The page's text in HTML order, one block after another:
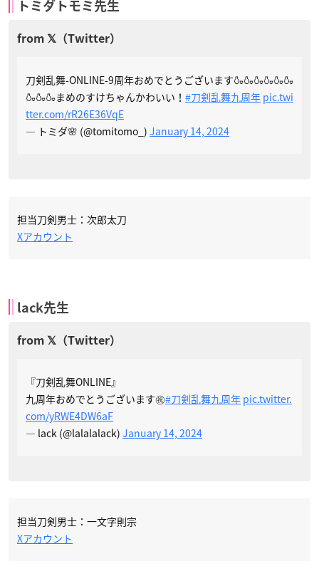
トミダトモミ先生
刀剣乱舞-ONLINE-9周年おめでとうございます🍶🍶🍶🍶🍶🍶
🍶🍶🍶まめのすけちゃんかわいい！ #刀剣乱舞九周年 pic.twi
tter.com/rR26E36VqE
— トミダ🌸 (@tomitomo_) January 14, 2024
担当刀剣男士：次郎太刀
Xアカウント
lack先生
『刀剣乱舞ONLINE』
九周年おめでとうございます㊗️#刀剣乱舞九周年 pic.twitter.
com/yRWE4DW6aF
— lack (@lalalalack) January 14, 2024
担当刀剣男士：一文字則宗
Xアカウント